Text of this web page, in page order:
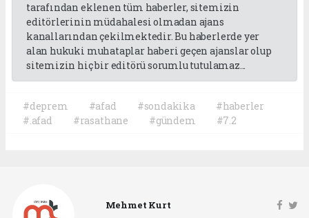
tarafından eklenen tüm haberler, sitemizin
editörlerinin müdahalesi olmadan ajans
kanallarından çekilmektedir. Bu haberlerde yer
alan hukuki muhataplar haberi geçen ajanslar olup
sitemizin hiç bir editörü sorumlu tutulamaz...
#deprem #afad #sondakika
#haberler
#.afad
#rasathane #gündem #7.2
Mehmet Kurt